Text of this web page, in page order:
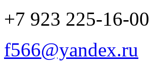
+7 923 225-16-00
f566@yandex.ru